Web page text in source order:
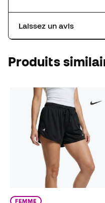
Laissez un avis
Produits
FEMME